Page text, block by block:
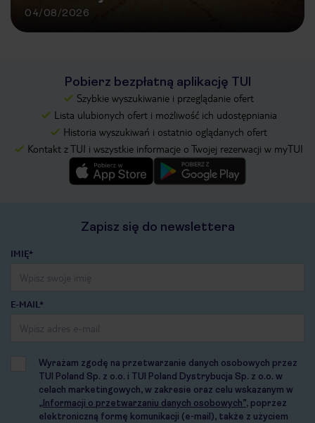
04/08/2026
Pobierz bezpłatną aplikację TUI
Szybkie wyszukiwanie i przeglądanie ofert
Lista ulubionych ofert i możliwość ich udostępniania
Historia wyszukiwań i ostatnio oglądanych ofert
Kontakt z TUI i wszystkie informacje o Twojej rezerwacji w myTUI
Zapisz się do newslettera
IMIĘ*
E-MAIL*
Wyrażam zgodę na przetwarzanie danych osobowych przez
TUI Poland Sp. z o.o. i TUI Poland Dystrybucja Sp. z o.o. w
celach marketingowych, w zakresie oraz celu wskazanym w
„Informacji o przetwarzaniu danych osobowych”, poprzez
elektroniczną formę komunikacji (e-mail), także z użyciem